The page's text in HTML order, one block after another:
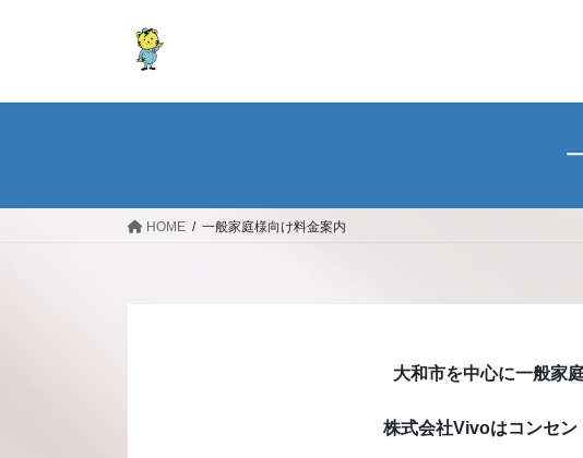
HOME 一般家庭様向け料金案内
大和市を中心に一般家
株式会社Vivoはコンセン